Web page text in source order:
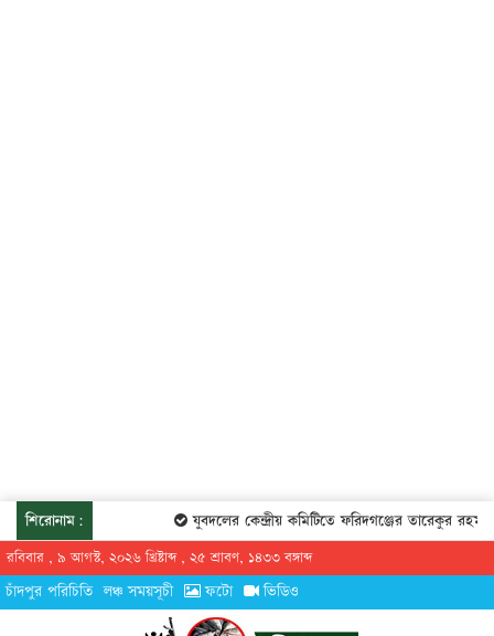
শিরোনাম: যুবদলের কেন্দ্রীয় কমিটিতে ফরিদগঞ্জের তারেকুর রহমান
রবিবার , ৯ আগস্ট, ২০২৬ খ্রিষ্টাব্দ , ২৫ শ্রাবণ, ১৪৩৩ বঙ্গাব্দ
চাঁদপুর পরিচিতি লঞ্চ সময়সূচী ফটো ভিডিও